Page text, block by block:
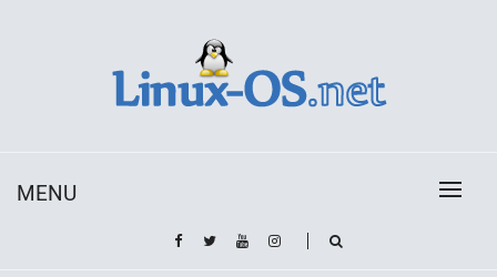
MENU